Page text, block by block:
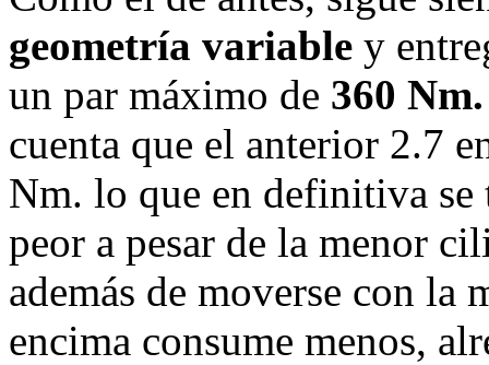
geometría variable y
un par máximo de 360 Nm.
cuenta que el anterior 2.7
Nm. lo que en definitiva se
peor a pesar de la menor
además de moverse con la
encima consume menos,